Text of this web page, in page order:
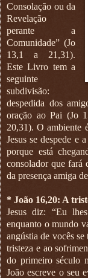
Consolação ou da
Revelação
perante a
Comunidade” (Jo
13,1 a 21,31).
Este Livro tem a
seguinte
subdivisão:
despedida dos
oração ao Pai (Jo
20,31). O ambiente
Jesus se despede e
porque está
consolador que fará
da presença amiga
* João 16,20: A
Jesus diz: “Eu
enquanto o mundo
angústia de vocês
tristeza e ao
do primeiro século
João escreve o seu